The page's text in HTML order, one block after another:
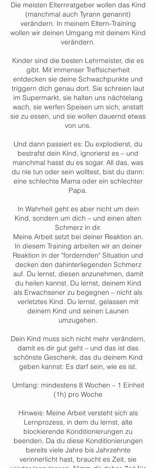
Die meisten Elternratgeber wollen das Kind
(manchmal auch Tyrann genannt)
verändern. In meinem Eltern-Training
wollen wir deinen Umgang mit deinem Kind
verändern.
Kinder sind die besten Lehrmeister, die es
gibt. Mit immenser Treffsicherheit
entdecken sie deine Schwachpunkte und
triggern dich genau dort. Sie schreien laut
im Supermarkt, sie halten uns nächtelang
wach, sie werfen Speisen um sich, anstatt
sie zu essen, und sie wollen dauernd etwas
von uns.
Und dann passiert es: Du explodierst, du
bestrafst dein Kind, ignorierst es – und
manchmal hasst du es sogar. All das, was
du nie tun oder sein wolltest, bist du dann:
eine schlechte Mama oder ein schlechter
Papa.
In Wahrheit geht es aber nicht um dein
Kind, sondern um dich – und einen alten
Schmerz in dir.
Meine Arbeit setzt bei deiner Reaktion an.
In diesem Training arbeiten wir an deiner
Reaktion in der "fordernden" Situation und
decken den dahinterliegenden Schmerz
auf. Du lernst, diesen anzunehmen, damit
du heilen kannst. Du lernst, deinem Kind
als Erwachsener zu begegnen – nicht als
verletztes Kind. Du lernst, gelassen mit
deinem Kind und seinen Launen
umzugehen.
Dein Kind muss sich nicht mehr verändern,
damit es dir gut geht – und das ist das
schönste Geschenk, das du deinem Kind
geben kannst: Es darf sein, wie es ist.
Umfang: mindestens 8 Wochen – 1 Einheit
(1h) pro Woche
Hinweis: Meine Arbeit versteht sich als
Lernprozess, in dem du lernst, alte
blockierende Konditionierungen zu
beenden. Da du diese Konditionierungen
bereits viele Jahre bis Jahrzehnte
verinnerlicht hast, braucht es Zeit, sie